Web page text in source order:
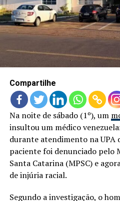
Compartilhe
Na noite de sábado (1º), um
insultou um médico
durante atendimento na UPA
paciente foi denunciado pelo
Santa Catarina (MPSC) e
de injúria racial.
Segundo a investigação, o